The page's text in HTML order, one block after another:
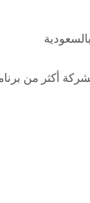
أكثر من